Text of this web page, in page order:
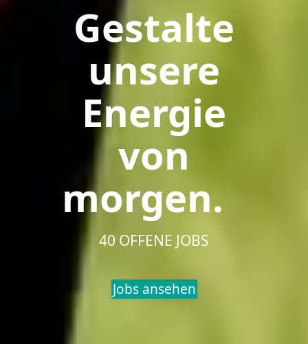
Gestalte
unsere
Energie
von
morgen.
40 OFFENE JOBS
Jobs ansehen